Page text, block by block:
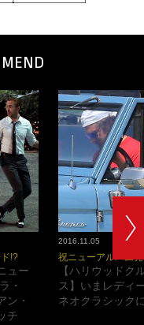
!?
ュー
・
ン・
チ
2016.11.05
祝ニューアルバム
【ハリウッドク
ス】いまレディ
ネオクラシック